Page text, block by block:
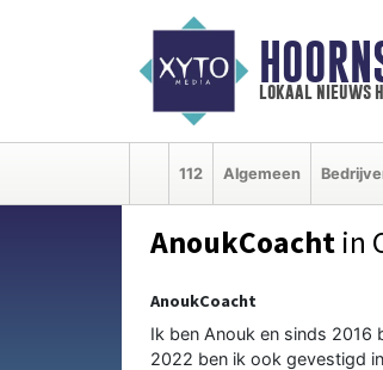
lokaal nieuws
112 Algemeen
AnoukCoacht in
AnoukCoacht
Ik ben Anouk en sinds 2016
2022 ben ik ook gevestigd